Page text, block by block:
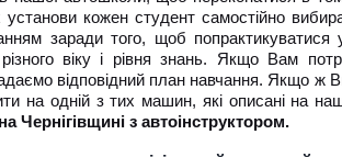
кожен студент самостійно
заради того, щоб попрактикуватися
віку і рівня знань. Якщо Вам
відповідний план навчання. Якщо ж
на одній з тих машин, які описані на
Чернігівщині з автоінструктором.